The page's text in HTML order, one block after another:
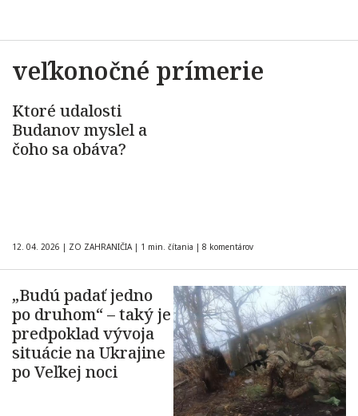
veľkonočné prímerie
Ktoré udalosti
Budanov myslel a
čoho sa obáva?
12. 04. 2026 | ZO ZAHRANIČIA | 1 min. čítania | 8 komentárov
„Budú padať jedno
po druhom“ – taký je
predpoklad vývoja
situácie na Ukrajine
po Veľkej noci